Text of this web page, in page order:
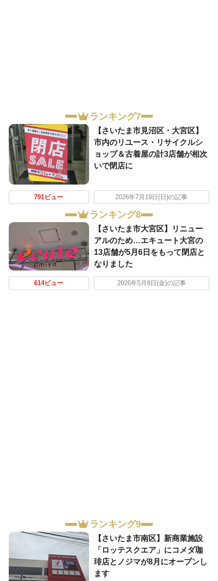
ランキング7
【さいたま市見沼区・大宮区】
市内のリユース・リサイクルシ
ョップ＆古着屋の計3店舗が相次
いで閉店に
791ビュー 2026年7月19日(日)の記事
ランキング8
【さいたま市大宮区】リニュー
アルのため…エキュート大宮の
13店舗が5月6日をもって閉店と
なりました
614ビュー 2026年5月8日(金)の記事
ランキング9
【さいたま市南区】新商業施設
「ロッテスクエア」にコメダ珈
琲店とノジマが8月にオープンし
ます